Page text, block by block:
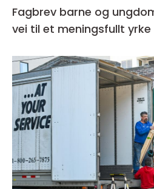
Fagbrev barne og
vei til et meningsfullt yrke